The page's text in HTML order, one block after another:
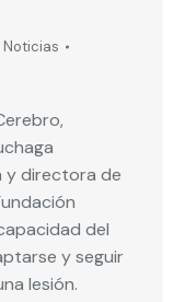
Noticias
y directora de
del
y seguir
lesión.